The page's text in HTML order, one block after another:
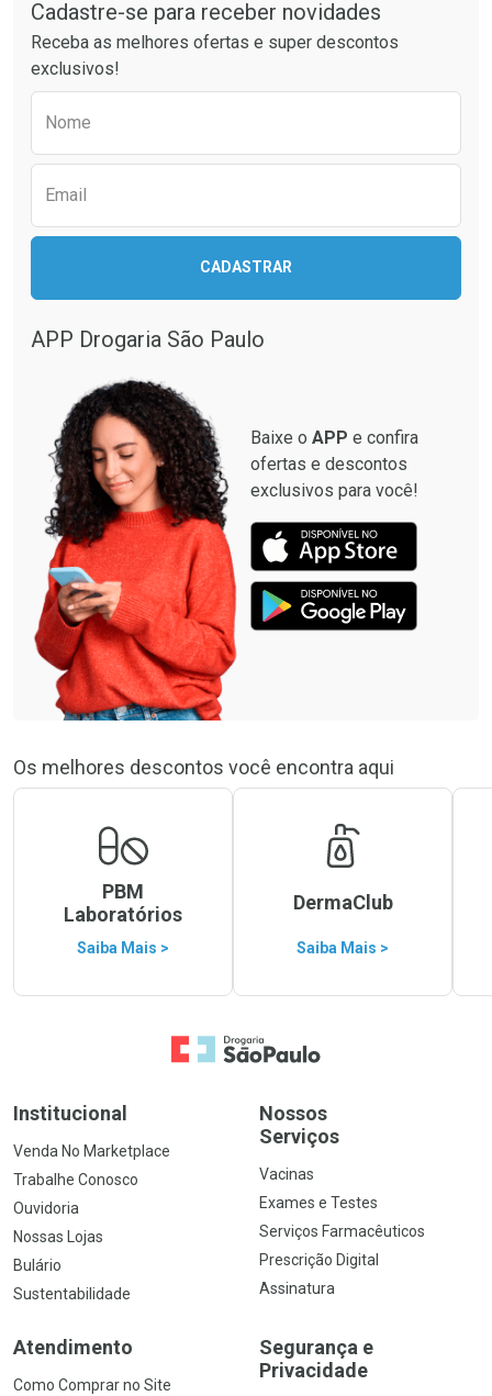
Comprar sem Desconto
Comprar sem Desconto
Comprar sem Desconto
Comprar sem Desconto
Cadastre-se para receber novidades
Receba as melhores ofertas e super descontos
exclusivos!
Nome
Email
CADASTRAR
APP Drogaria São Paulo
Baixe o APP e confira
ofertas e descontos
exclusivos para você!
Os melhores descontos você encontra aqui
PBM
Laboratórios
Saiba Mais >
DermaClub
Saiba Mais >
Ir para a Home
Institucional
Venda No Marketplace
Trabalhe Conosco
Ouvidoria
Nossas Lojas
Bulário
Sustentabilidade
Nossos
Serviços
Vacinas
Exames e Testes
Serviços Farmacêuticos
Prescrição Digital
Assinatura
Atendimento
Como Comprar no Site
Segurança e
Privacidade